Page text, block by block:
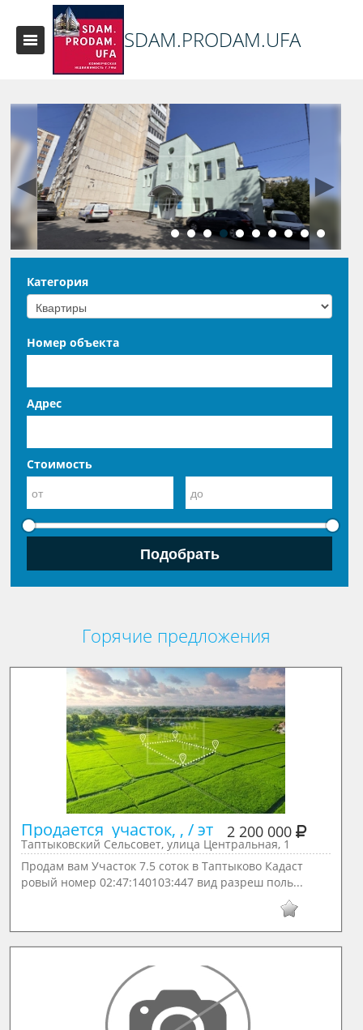
SDAM.PRODAM.UFA
◄ ►
Категория
Номер объекта
Адрес
Стоимость
Горячие предложения
Продается  участок, , / эт 2 200 000
Таптыковский Сельсовет, улица Центральная, 1
Продам вам Участок 7.5 соток в Таптыково Кадаст
ровый номер 02:47:140103:447 вид разреш поль...